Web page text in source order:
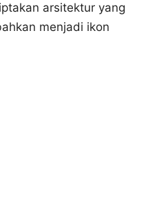
arsitektur yang
menjadi ikon